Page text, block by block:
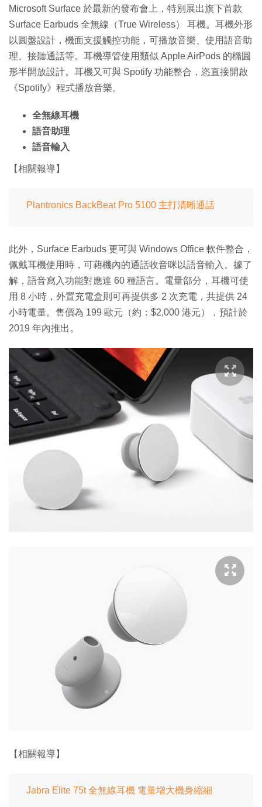
Microsoft Surface 於最新的發布會上，特別展出旗下首款
Surface Earbuds 全無線（True Wireless） 耳機。耳機外形
以圓盤設計，機面支援觸控功能，可播放音樂、使用語音助
理、接聽通話等。耳機導管使用類似 Apple AirPods 的橢圓
形半開放設計。耳機又可與 Spotify 功能整合，恣直接開啟
《Spotify》程式播放音樂。
全無線耳機
語音助理
語音輸入
【相關報導】
Plantronics BackBeat Pro 5100 主打清晰通話
此外，Surface Earbuds 更可與 Windows Office 軟件整合，
佩戴耳機使用時，可藉機內的通話收音咪以語音輸入。據了
解，語音寫入功能對應達 60 種語言。電量部分，耳機可使
用 8 小時，外置充電盒則可再提供多 2 次充電，共提供 24
小時電量。售價為 199 歐元（約：$2,000 港元），預計於
2019 年內推出。
【相關報導】
Jabra Elite 75t 全無線耳機 電量增大機身縮細